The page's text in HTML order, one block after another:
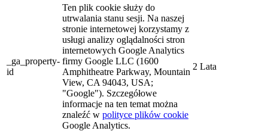
_ga_property-
id
Ten plik cookie służy do
utrwalania stanu sesji. Na naszej
stronie internetowej korzystamy z
usługi analizy oglądalności stron
internetowych Google Analytics
firmy Google LLC (1600
Amphitheatre Parkway, Mountain
View, CA 94043, USA;
"Google"). Szczegółowe
informacje na ten temat można
znaleźć w polityce plików cookie
Google Analytics.
2 Lata